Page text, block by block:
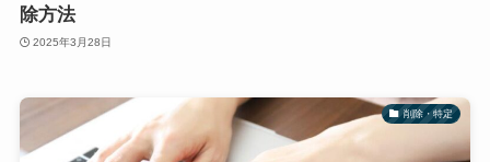
除方法
2025年3月28日
削除・特定